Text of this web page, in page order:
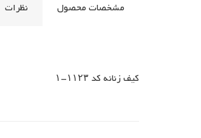
مشخصات محصول نظرات
کیف زنانه کد ۱۱۲۳-۱